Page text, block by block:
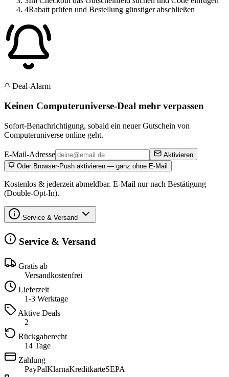
4Rabatt prüfen und Bestellung günstiger abschließen
Deal-Alarm
Keinen Computeruniverse-Deal mehr verpassen
Sofort-Benachrichtigung, sobald ein neuer Gutschein von
Computeruniverse online geht.
E-Mail-Adresse
Aktivieren
Oder Browser-Push aktivieren — ganz ohne E-Mail
Kostenlos & jederzeit abmeldbar. E-Mail nur nach Bestätigung
(Double-Opt-In).
Service & Versand
Service & Versand
Gratis ab
Versandkostenfrei
Lieferzeit
1-3 Werktage
Aktive Deals
2
Rückgaberecht
14 Tage
Zahlung
PayPalKlarnaKreditkarteSEPA